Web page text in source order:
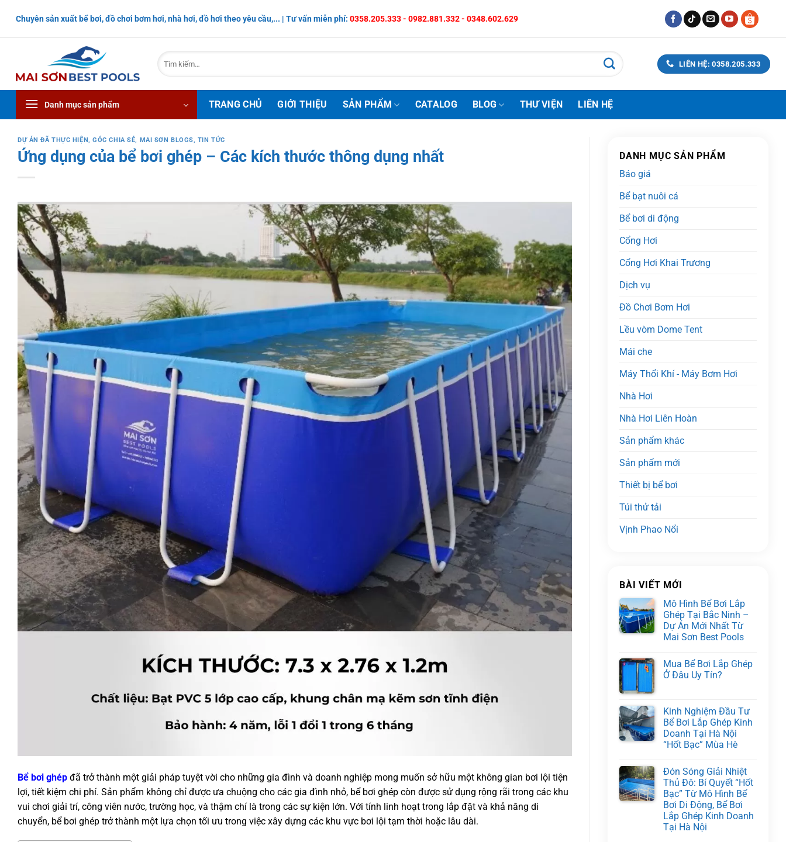
nội
Chuyên sản xuất bể bơi, đồ chơi bơm hơi, nhà hơi, đồ hơi theo yêu cầu,... | Tư vấn miễn phí: 0358.205.333 - 0982.881.332 - 0348.602.629
Tìm
kiếm:
LIÊN HỆ: 0358.205.333
Danh mục sản phẩm TRANG CHỦ GIỚI THIỆU SẢN PHẨM CATALOG BLOG THƯ VIỆN LIÊN HỆ
DỰ ÁN ĐÃ THỰC HIỆN,GÓC CHIA SẺ, MAI SƠN BLOGS, TIN TỨC
Ứng dụng của bể bơi ghép – Các kích thước thông dụng nhất
Bể bơi ghép đã trở thành một giải pháp tuyệt vời cho những gia đình và doanh nghiệp mong muốn sở hữu một không gian bơi lội tiện
lợi, tiết kiệm chi phí. Sản phẩm không chỉ được ưa chuộng cho các gia đình nhỏ, bể bơi ghép còn được sử dụng rộng rãi trong các khu
vui chơi giải trí, công viên nước, trường học, và thậm chí là trong các sự kiện lớn. Với tính linh hoạt trong lắp đặt và khả năng di
chuyển, bể bơi ghép trở thành một lựa chọn tối ưu trong việc xây dựng các khu vực bơi lội tạm thời hoặc lâu dài.
DANH MỤC SẢN PHẨM
Báo giá
Bể bạt nuôi cá
Bể bơi di động
Cổng Hơi
Cổng Hơi Khai Trương
Dịch vụ
Đồ Chơi Bơm Hơi
Lều vòm Dome Tent
Mái che
Máy Thổi Khí - Máy Bơm Hơi
Nhà Hơi
Nhà Hơi Liên Hoàn
Sản phẩm khác
Sản phẩm mới
Thiết bị bể bơi
Túi thử tải
Vịnh Phao Nổi
BÀI VIẾT MỚI
Mô Hình Bể Bơi Lắp
Ghép Tại Bắc Ninh –
Dự Án Mới Nhất Từ
Mai Sơn Best Pools
Mua Bể Bơi Lắp Ghép
Ở Đâu Uy Tín?
Kinh Nghiệm Đầu Tư
Bể Bơi Lắp Ghép Kinh
Doanh Tại Hà Nội
“Hốt Bạc” Mùa Hè
Đón Sóng Giải Nhiệt
Thủ Đô: Bí Quyết “Hốt
Bạc” Từ Mô Hình Bể
Bơi Di Động, Bể Bơi
Lắp Ghép Kinh Doanh
Tại Hà Nội